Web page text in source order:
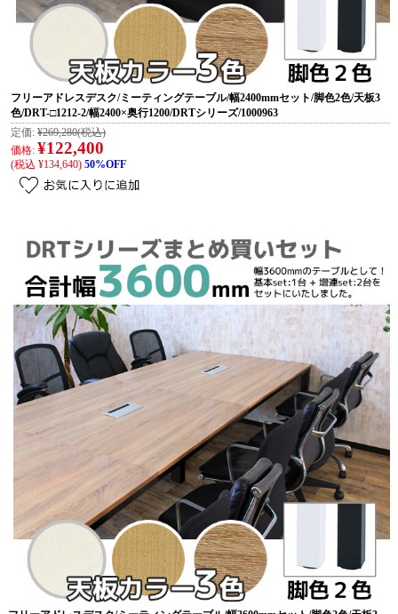
フリーアドレスデスク/ミーティングテーブル/幅2400mmセット/脚色2色/天板3
色/DRT-□1212-2/幅2400×奥行1200/DRTシリーズ/1000963
定価: ¥269,280(税込)
価格: ¥122,400
(税込 ¥134,640) 50%OFF